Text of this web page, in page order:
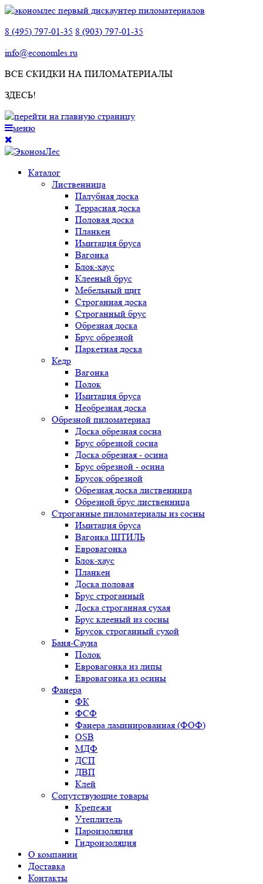
8 (495) 797-01-35 8 (903) 797-01-35
info@economles.ru
ВСЕ СКИДКИ НА ПИЛОМАТЕРИАЛЫ
ЗДЕСЬ!
меню
Каталог
Лиственница
Палубная доска
Террасная доска
Половая доска
Планкен
Имитация бруса
Вагонка
Блок-хаус
Клееный брус
Мебельный щит
Строганная доска
Строганный брус
Обрезная доска
Брус обрезной
Паркетная доска
Кедр
Вагонка
Полок
Имитация бруса
Необрезная доска
Обрезной пиломатериал
Доска обрезная сосна
Брус обрезной сосна
Доска обрезная - осина
Брус обрезной - осина
Брусок обрезной
Обрезная доска лиственница
Обрезной брус лиственница
Строганные пиломатериалы из сосны
Имитация бруса
Вагонка ШТИЛЬ
Евровагонка
Блок-хаус
Планкен
Доска половая
Брус строганный
Доска строганная сухая
Брус клееный из сосны
Брусок строганный сухой
Баня-Сауна
Полок
Евровагонка из липы
Евровагонка из осины
Фанера
ФК
ФСФ
Фанера ламинированная (ФОФ)
OSB
МДФ
ДСП
ДВП
Клей
Сопутствующие товары
Крепежи
Утеплитель
Пароизоляция
Гидроизоляция
О компании
Доставка
Контакты